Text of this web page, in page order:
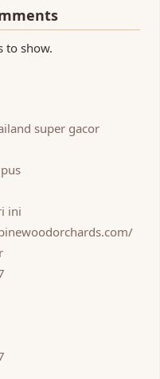
to show.
super gacor
ini